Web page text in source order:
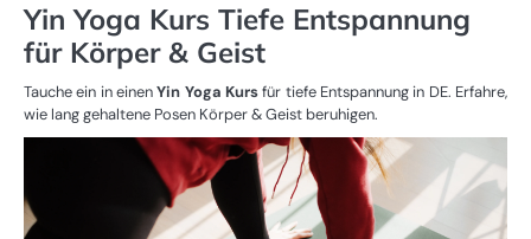
Yin Yoga Kurs Tiefe Entspannung
für Körper & Geist
Tauche ein in einenYin Yoga Kursfür tiefe Entspannung in DE. Erfahre,
wie lang gehaltene Posen Körper & Geist beruhigen.